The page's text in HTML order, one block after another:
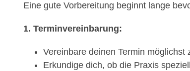
Eine gute Vorbereitung beginnt lange
1. Terminvereinbarung:
Vereinbare deinen Termin
Erkundige dich, ob die Praxis